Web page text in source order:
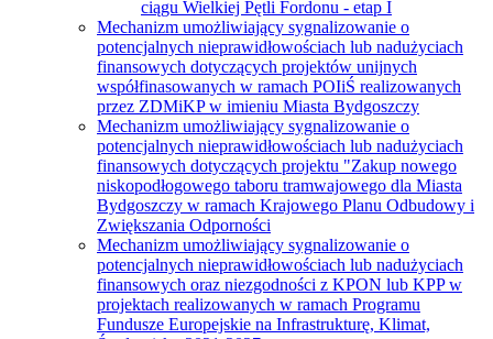
ciągu Wielkiej Pętli Fordonu - etap I
Mechanizm umożliwiający sygnalizowanie o
potencjalnych nieprawidłowościach lub nadużyciach
finansowych dotyczących projektów unijnych
współfinasowanych w ramach POIiŚ realizowanych
przez ZDMiKP w imieniu Miasta Bydgoszczy
Mechanizm umożliwiający sygnalizowanie o
potencjalnych nieprawidłowościach lub nadużyciach
finansowych dotyczących projektu "Zakup nowego
niskopodłogowego taboru tramwajowego dla Miasta
Bydgoszczy w ramach Krajowego Planu Odbudowy i
Zwiększania Odporności
Mechanizm umożliwiający sygnalizowanie o
potencjalnych nieprawidłowościach lub nadużyciach
finansowych oraz niezgodności z KPON lub KPP w
projektach realizowanych w ramach Programu
Fundusze Europejskie na Infrastrukturę, Klimat,